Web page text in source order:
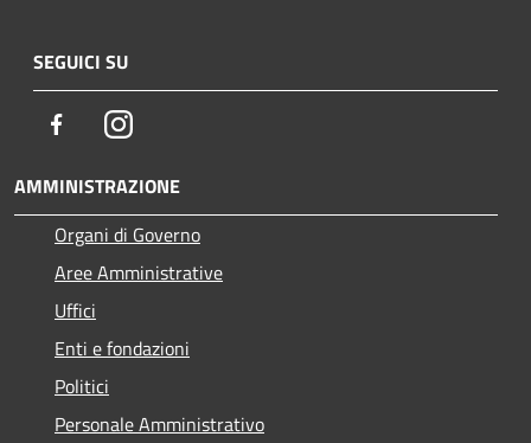
SEGUICI SU
FacebookInstagram
AMMINISTRAZIONE
Organi di Governo
Aree Amministrative
Uffici
Enti e fondazioni
Politici
Personale Amministrativo